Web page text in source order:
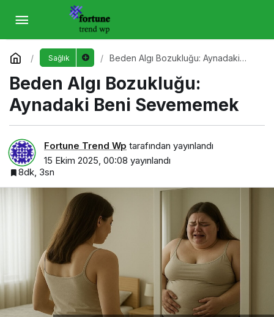
Sağlık
Beden Algı Bozukluğu: Aynadaki
Beden Algı Bozukluğu:
Aynadaki Beni Sevememek
Fortune Trend Wp tarafından yayınlandı
15 Ekim 2025, 00:08 yayınlandı
8dk, 3sn
Beden Algı Bozukluğu: Aynadaki Beni
Sevememek
Yorum Yap